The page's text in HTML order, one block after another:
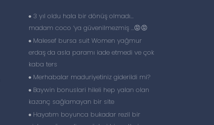
3 yıl oldu hala bir dönüş olmadı…
madam coco ‘ya güvenilmezmiş …😡😡
Malesef bursa suit Women yağmur
erdaş da asla paramı iade etmedi ve çok
kaba ters
Merhabalar maduriyetiniz giderildi mi?
Baywin bonuslari hileli hep yalan olan
kazanç sağlamayan bir site
Hayatım boyunca bukadar rezil bir